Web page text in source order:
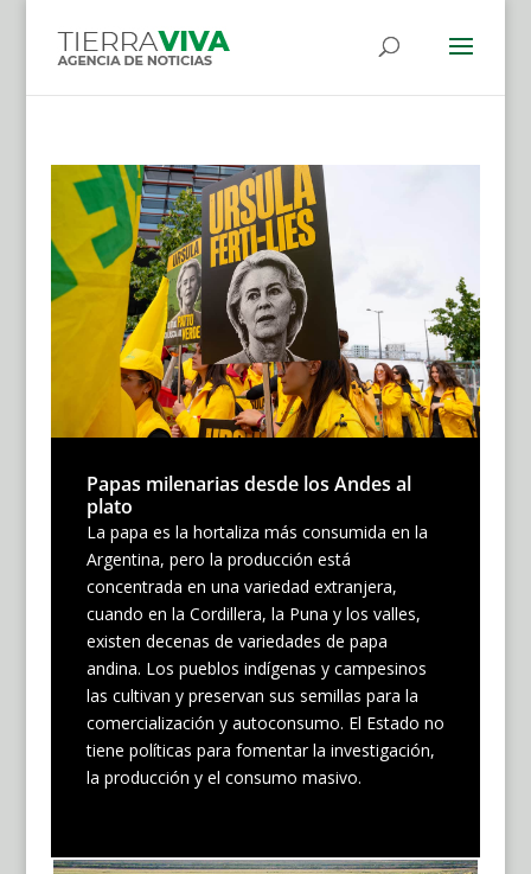
Papas milenarias desde los Andes al
plato
La papa es la hortaliza más consumida en la
Argentina, pero la producción está
concentrada en una variedad extranjera,
cuando en la Cordillera, la Puna y los valles,
existen decenas de variedades de papa
andina. Los pueblos indígenas y campesinos
las cultivan y preservan sus semillas para la
comercialización y autoconsumo. El Estado no
tiene políticas para fomentar la investigación,
la producción y el consumo masivo.